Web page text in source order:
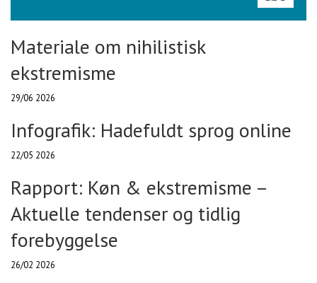
Materiale om nihilistisk
ekstremisme
29/06 2026
Infografik: Hadefuldt sprog online
22/05 2026
Rapport: Køn & ekstremisme –
Aktuelle tendenser og tidlig
forebyggelse
26/02 2026